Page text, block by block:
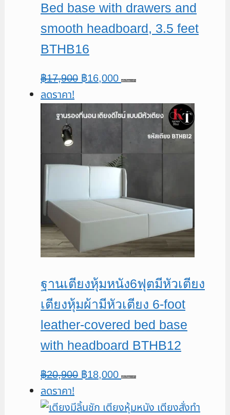
Bed base with drawers and
smooth headboard, 3.5 feet
BTHB16
฿17,900 Original
was:
฿17,900.
฿16,000Current
is:
฿16,000.
หยิบใส่ตะกร้า
ลดราคา!
ฐานเตียงหุ้มหนัง6ฟุตมีหัวเตียง
เตียงหุ้มผ้ามีหัวเตียง 6-foot
leather-covered bed base
with headboard BTHB12
฿20,900 Original
was:
฿18,000Current
is:
หยิบใส่ตะกร้า
ลดราคา!